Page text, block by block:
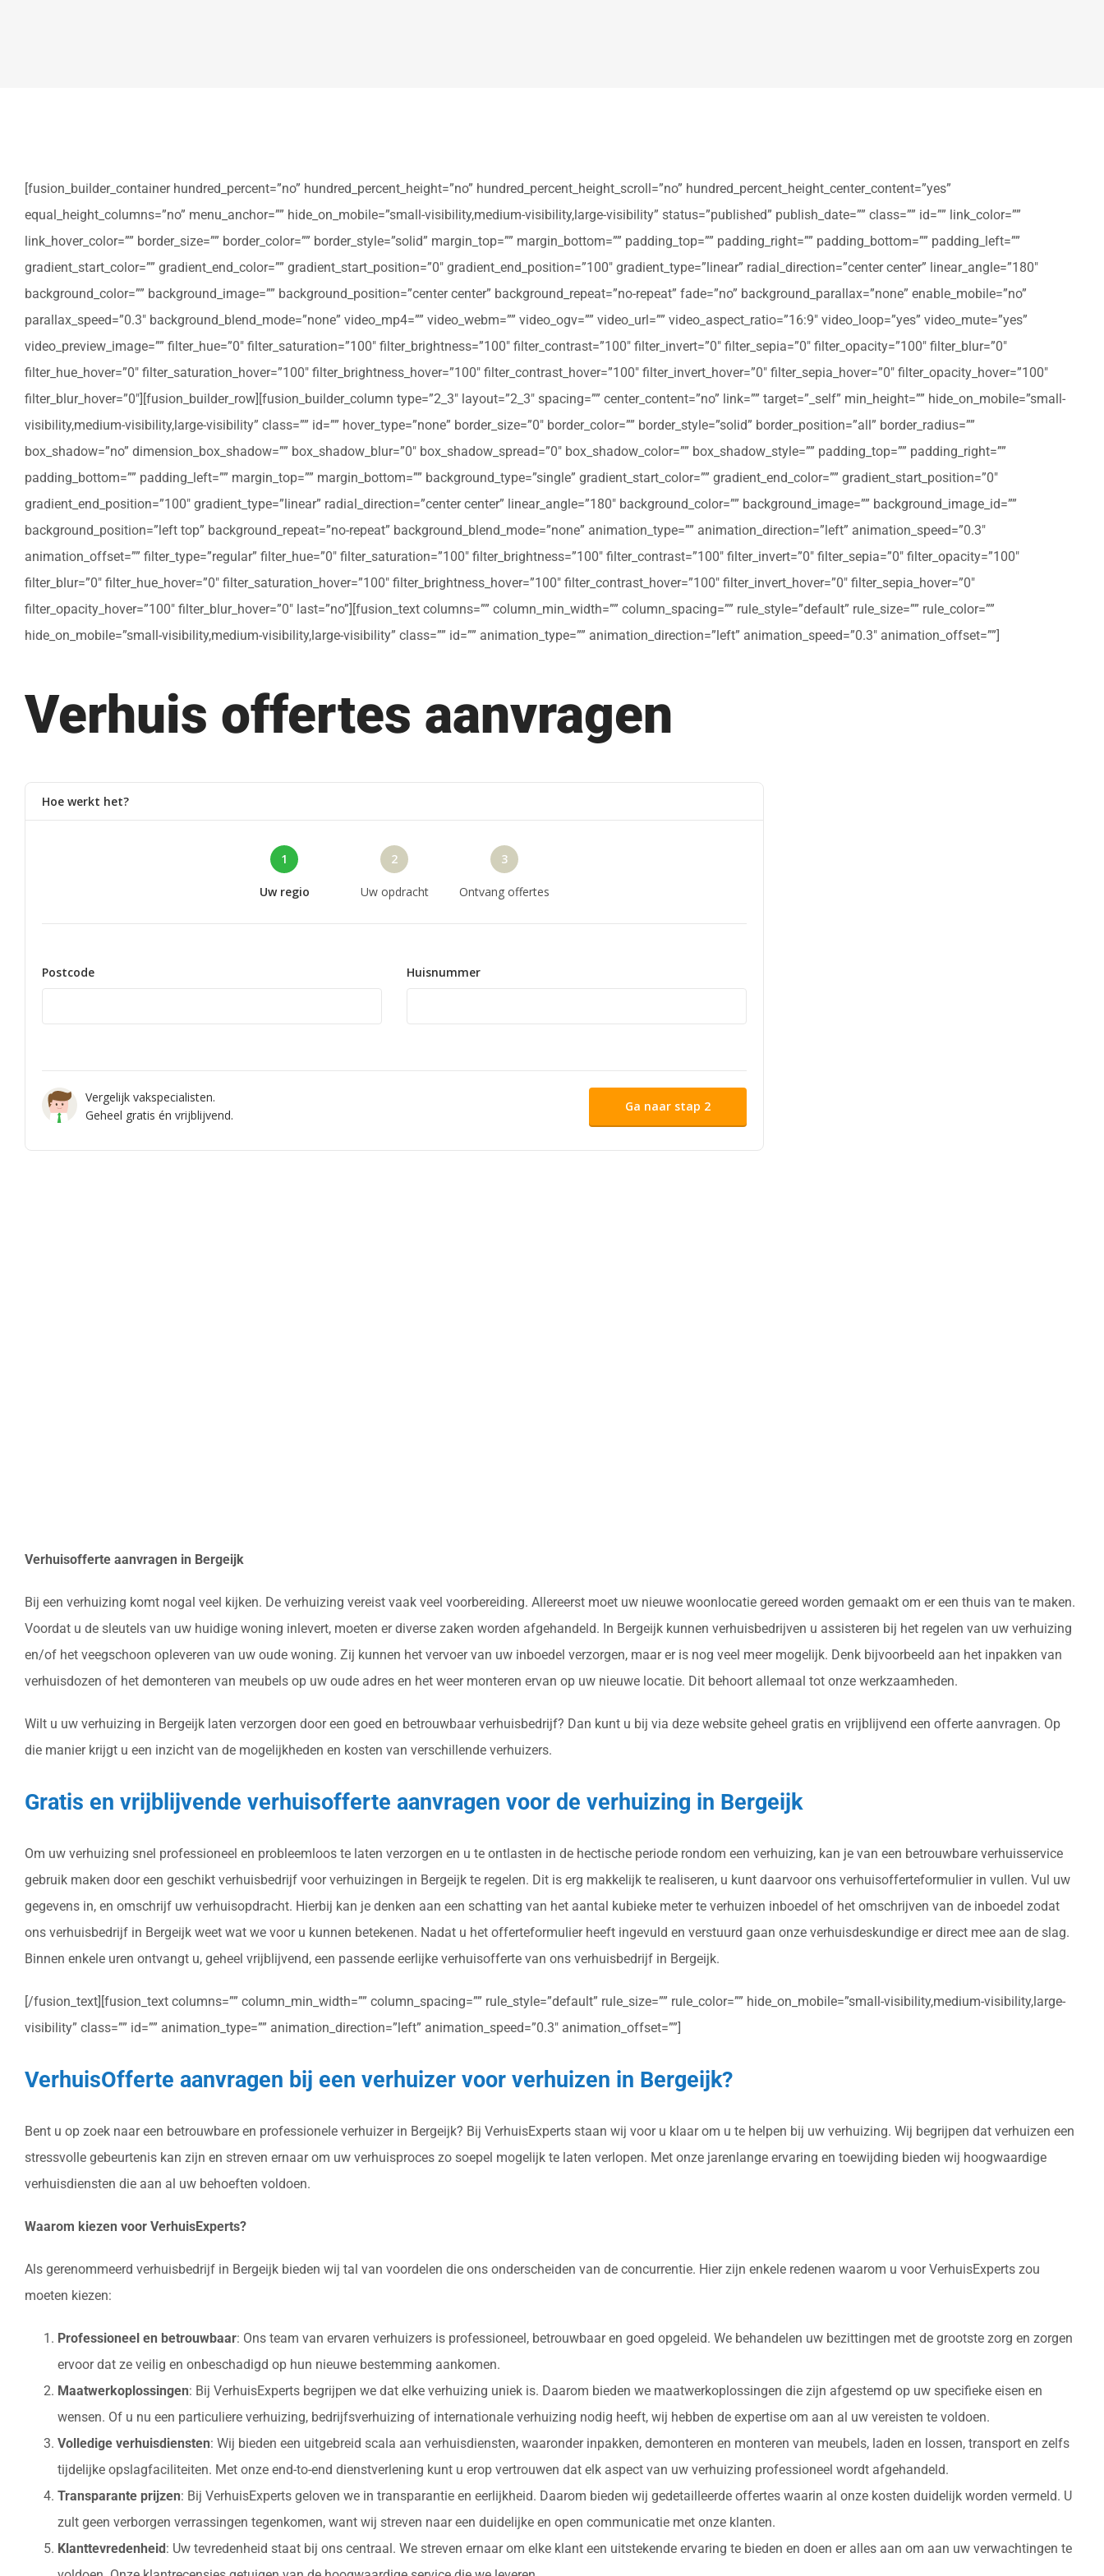
[fusion_builder_container hundred_percent=”no” hundred_percent_height=”no” hundred_percent_height_scroll=”no” hundred_percent_height_center_content=”yes”
equal_height_columns=”no” menu_anchor=”” hide_on_mobile=”small-visibility,medium-visibility,large-visibility” status=”published” publish_date=”” class=”” id=”” link_color=””
link_hover_color=”” border_size=”” border_color=”” border_style=”solid” margin_top=”” margin_bottom=”” padding_top=”” padding_right=”” padding_bottom=”” padding_left=””
gradient_start_color=”” gradient_end_color=”” gradient_start_position=”0″ gradient_end_position=”100″ gradient_type=”linear” radial_direction=”center center” linear_angle=”180″
background_color=”” background_image=”” background_position=”center center” background_repeat=”no-repeat” fade=”no” background_parallax=”none” enable_mobile=”no”
parallax_speed=”0.3″ background_blend_mode=”none” video_mp4=”” video_webm=”” video_ogv=”” video_url=”” video_aspect_ratio=”16:9″ video_loop=”yes” video_mute=”yes”
video_preview_image=”” filter_hue=”0″ filter_saturation=”100″ filter_brightness=”100″ filter_contrast=”100″ filter_invert=”0″ filter_sepia=”0″ filter_opacity=”100″ filter_blur=”0″
filter_hue_hover=”0″ filter_saturation_hover=”100″ filter_brightness_hover=”100″ filter_contrast_hover=”100″ filter_invert_hover=”0″ filter_sepia_hover=”0″ filter_opacity_hover=”100″
filter_blur_hover=”0″][fusion_builder_row][fusion_builder_column type=”2_3″ layout=”2_3″ spacing=”” center_content=”no” link=”” target=”_self” min_height=”” hide_on_mobile=”small-
visibility,medium-visibility,large-visibility” class=”” id=”” hover_type=”none” border_size=”0″ border_color=”” border_style=”solid” border_position=”all” border_radius=””
box_shadow=”no” dimension_box_shadow=”” box_shadow_blur=”0″ box_shadow_spread=”0″ box_shadow_color=”” box_shadow_style=”” padding_top=”” padding_right=””
padding_bottom=”” padding_left=”” margin_top=”” margin_bottom=”” background_type=”single” gradient_start_color=”” gradient_end_color=”” gradient_start_position=”0″
gradient_end_position=”100″ gradient_type=”linear” radial_direction=”center center” linear_angle=”180″ background_color=”” background_image=”” background_image_id=””
background_position=”left top” background_repeat=”no-repeat” background_blend_mode=”none” animation_type=”” animation_direction=”left” animation_speed=”0.3″
animation_offset=”” filter_type=”regular” filter_hue=”0″ filter_saturation=”100″ filter_brightness=”100″ filter_contrast=”100″ filter_invert=”0″ filter_sepia=”0″ filter_opacity=”100″
filter_blur=”0″ filter_hue_hover=”0″ filter_saturation_hover=”100″ filter_brightness_hover=”100″ filter_contrast_hover=”100″ filter_invert_hover=”0″ filter_sepia_hover=”0″
filter_opacity_hover=”100″ filter_blur_hover=”0″ last=”no”][fusion_text columns=”” column_min_width=”” column_spacing=”” rule_style=”default” rule_size=”” rule_color=””
hide_on_mobile=”small-visibility,medium-visibility,large-visibility” class=”” id=”” animation_type=”” animation_direction=”left” animation_speed=”0.3″ animation_offset=””]
Verhuis offertes aanvragen
Verhuisofferte aanvragen in Bergeijk
Bij een verhuizing komt nogal veel kijken. De verhuizing vereist vaak veel voorbereiding. Allereerst moet uw nieuwe woonlocatie gereed worden gemaakt om er een thuis van te maken.
Voordat u de sleutels van uw huidige woning inlevert, moeten er diverse zaken worden afgehandeld. In Bergeijk kunnen verhuisbedrijven u assisteren bij het regelen van uw verhuizing
en/of het veegschoon opleveren van uw oude woning. Zij kunnen het vervoer van uw inboedel verzorgen, maar er is nog veel meer mogelijk. Denk bijvoorbeeld aan het inpakken van
verhuisdozen of het demonteren van meubels op uw oude adres en het weer monteren ervan op uw nieuwe locatie. Dit behoort allemaal tot onze werkzaamheden.
Wilt u uw verhuizing in Bergeijk laten verzorgen door een goed en betrouwbaar verhuisbedrijf? Dan kunt u bij via deze website geheel gratis en vrijblijvend een offerte aanvragen. Op
die manier krijgt u een inzicht van de mogelijkheden en kosten van verschillende verhuizers.
Gratis en vrijblijvende verhuisofferte aanvragen voor de verhuizing in Bergeijk
Om uw verhuizing snel professioneel en probleemloos te laten verzorgen en u te ontlasten in de hectische periode rondom een verhuizing, kan je van een betrouwbare verhuisservice
gebruik maken door een geschikt verhuisbedrijf voor verhuizingen in Bergeijk te regelen. Dit is erg makkelijk te realiseren, u kunt daarvoor ons verhuisofferteformulier in vullen. Vul uw
gegevens in, en omschrijf uw verhuisopdracht. Hierbij kan je denken aan een schatting van het aantal kubieke meter te verhuizen inboedel of het omschrijven van de inboedel zodat
ons verhuisbedrijf in Bergeijk weet wat we voor u kunnen betekenen. Nadat u het offerteformulier heeft ingevuld en verstuurd gaan onze verhuisdeskundige er direct mee aan de slag.
Binnen enkele uren ontvangt u, geheel vrijblijvend, een passende eerlijke verhuisofferte van ons verhuisbedrijf in Bergeijk.
[/fusion_text][fusion_text columns=”” column_min_width=”” column_spacing=”” rule_style=”default” rule_size=”” rule_color=”” hide_on_mobile=”small-visibility,medium-visibility,large-
visibility” class=”” id=”” animation_type=”” animation_direction=”left” animation_speed=”0.3″ animation_offset=””]
VerhuisOfferte aanvragen bij een verhuizer voor verhuizen in Bergeijk?
Bent u op zoek naar een betrouwbare en professionele verhuizer in Bergeijk? Bij VerhuisExperts staan wij voor u klaar om u te helpen bij uw verhuizing. Wij begrijpen dat verhuizen een
stressvolle gebeurtenis kan zijn en streven ernaar om uw verhuisproces zo soepel mogelijk te laten verlopen. Met onze jarenlange ervaring en toewijding bieden wij hoogwaardige
verhuisdiensten die aan al uw behoeften voldoen.
Waarom kiezen voor VerhuisExperts?
Als gerenommeerd verhuisbedrijf in Bergeijk bieden wij tal van voordelen die ons onderscheiden van de concurrentie. Hier zijn enkele redenen waarom u voor VerhuisExperts zou
moeten kiezen:
Professioneel en betrouwbaar: Ons team van ervaren verhuizers is professioneel, betrouwbaar en goed opgeleid. We behandelen uw bezittingen met de grootste zorg en zorgen
ervoor dat ze veilig en onbeschadigd op hun nieuwe bestemming aankomen.
Maatwerkoplossingen: Bij VerhuisExperts begrijpen we dat elke verhuizing uniek is. Daarom bieden we maatwerkoplossingen die zijn afgestemd op uw specifieke eisen en
wensen. Of u nu een particuliere verhuizing, bedrijfsverhuizing of internationale verhuizing nodig heeft, wij hebben de expertise om aan al uw vereisten te voldoen.
Volledige verhuisdiensten: Wij bieden een uitgebreid scala aan verhuisdiensten, waaronder inpakken, demonteren en monteren van meubels, laden en lossen, transport en zelfs
tijdelijke opslagfaciliteiten. Met onze end-to-end dienstverlening kunt u erop vertrouwen dat elk aspect van uw verhuizing professioneel wordt afgehandeld.
Transparante prijzen: Bij VerhuisExperts geloven we in transparantie en eerlijkheid. Daarom bieden wij gedetailleerde offertes waarin al onze kosten duidelijk worden vermeld. U
zult geen verborgen verrassingen tegenkomen, want wij streven naar een duidelijke en open communicatie met onze klanten.
Klanttevredenheid: Uw tevredenheid staat bij ons centraal. We streven ernaar om elke klant een uitstekende ervaring te bieden en doen er alles aan om aan uw verwachtingen te